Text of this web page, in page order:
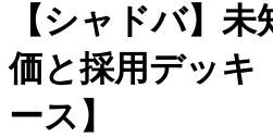
【シャドバ】
価と採用デッキ
ース】